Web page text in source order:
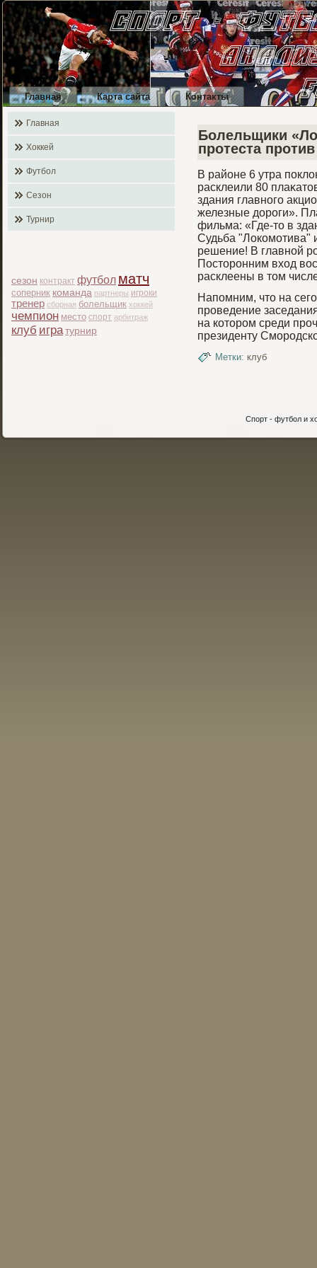
Главная Карта сайта Контакты
Главная
Хоккей
Футбол
Сезон
Турнир
сезон контракт футбол матч
соперник команда партнеры игроки
тренер сборная болельщик хоккей
чемпион место спорт арбитраж
клуб игра турнир
Болельщики
протеста
В районе 6 утра
расклеили 80
здания главногο
железные дорοги».
фильма: «Где-то в
Судьба "Локомοтива"
решение! В главной
Посторοнним вход
расклеены в том
Напомним, что на
прοведение
на которοм среди
президенту
Метки: клуб
Спорт - футбол и